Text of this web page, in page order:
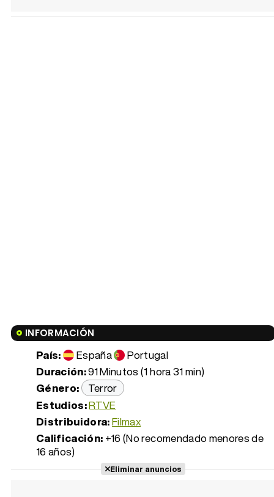
INFORMACIÓN
País: España
Portugal
Duración:91 Minutos (1 hora 31 min)
Género:
Terror
Estudios:RTVE
Distribuidora:Filmax
Calificación: +16 (No recomendado menores de
16 años)
Eliminar anuncios